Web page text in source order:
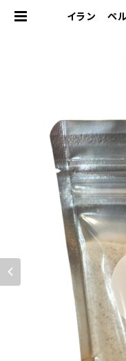
イラン ペ